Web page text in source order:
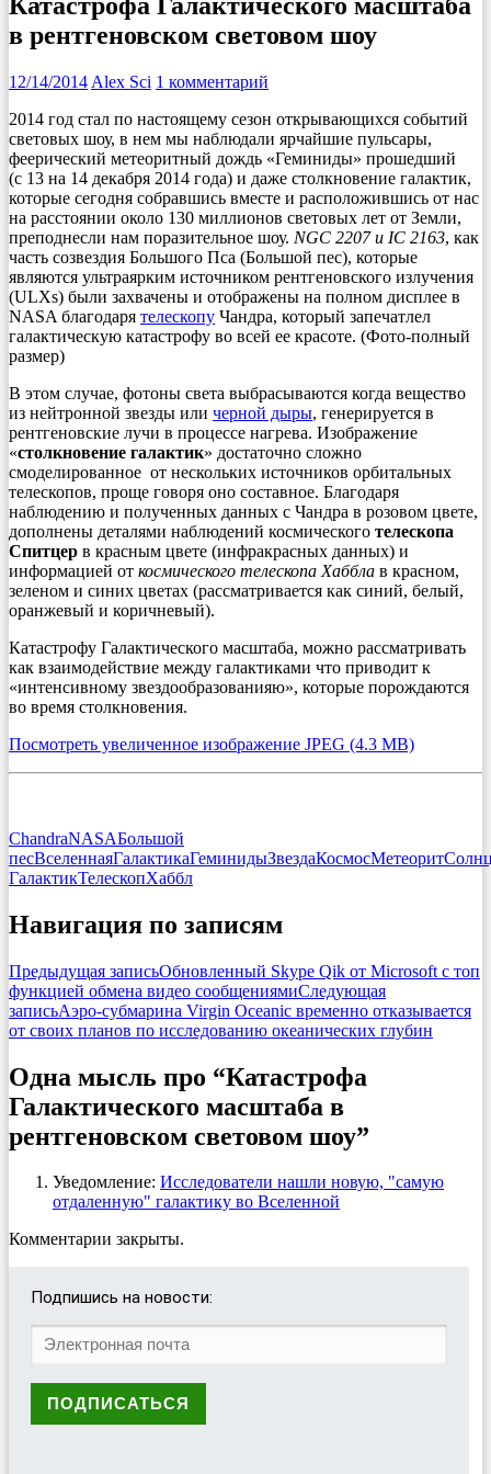
в рентгеновском световом шоу
12/14/2014 Alex Sci 1 комментарий
2014 год стал по настоящему сезон открывающихся событий
световых шоу, в нем мы наблюдали ярчайшие пульсары,
феерический метеоритный дождь «Геминиды» прошедший
(с 13 на 14 декабря 2014 года) и даже столкновение галактик,
которые сегодня собравшись вместе и расположившись от нас
на расстоянии около 130 миллионов световых лет от Земли,
преподнесли нам поразительное шоу. NGC 2207 и IC 2163, как
часть созвездия Большого Пса (Большой пес), которые
являются ультраярким источником рентгеновского излучения
(ULXs) были захвачены и отображены на полном дисплее в
NASA благодаря телескопу Чандра, который запечатлел
галактическую катастрофу во всей ее красоте. (Фото-полный
размер)
В этом случае, фотоны света выбрасываются когда вещество
из нейтронной звезды или черной дыры, генерируется в
рентгеновские лучи в процессе нагрева. Изображение
«столкновение галактик» достаточно сложно
смоделированное от нескольких источников орбитальных
телескопов, проще говоря оно составное. Благодаря
наблюдению и полученных данных с Чандра в розовом цвете,
дополнены деталями наблюдений космического телескопа
Спитцер в красным цвете (инфракрасных данных) и
информацией от космического телескопа Хаббла в красном,
зеленом и синих цветах (рассматривается как синий, белый,
оранжевый и коричневый).
Катастрофу Галактического масштаба, можно рассматривать
как взаимодействие между галактиками что приводит к
«интенсивному звездообразованияю», которые порождаются
во время столкновения.
Посмотреть увеличенное изображение JPEG (4.3 MB)
ChandraNASAБольшой
песВселеннаяГалактикаГеминидыЗвездаКосмосМетеорит
ГалактикТелескопХаббл
Навигация по записям
Предыдущая записьОбновленный Skype Qik от Microsoft с топ
функцией обмена видео сообщениямиСледующая
записьАэро-субмарина Virgin Oceanic временно отказывается
от своих планов по исследованию океанических глубин
Одна мысль про “Катастрофа
Галактического масштаба в
рентгеновском световом шоу”
Уведомление: Исследователи нашли новую, "самую
отдаленную" галактику во Вселенной
Комментарии закрыты.
Подпишись на новости: